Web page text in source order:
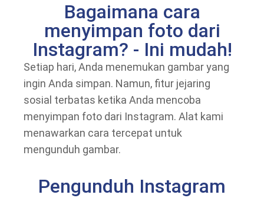
Bagaimana cara
menyimpan foto dari
Instagram? - Ini mudah!
Setiap hari, Anda menemukan gambar yang
ingin Anda simpan. Namun, fitur jejaring
sosial terbatas ketika Anda mencoba
menyimpan foto dari Instagram. Alat kami
menawarkan cara tercepat untuk
mengunduh gambar.
Pengunduh Instagram